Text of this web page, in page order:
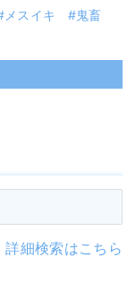
メスイキ
鬼畜
詳細検索はこちら